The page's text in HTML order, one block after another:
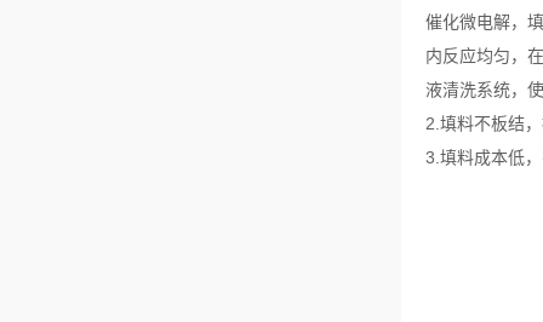
催化微电解，
内反应均匀，
液清洗系统，
2.填料不板结
3.填料成本低